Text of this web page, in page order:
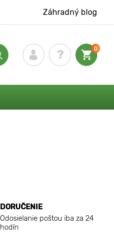
Záhradný blog
0
DORUČENIE
Odosielanie poštou iba za 24
hodín